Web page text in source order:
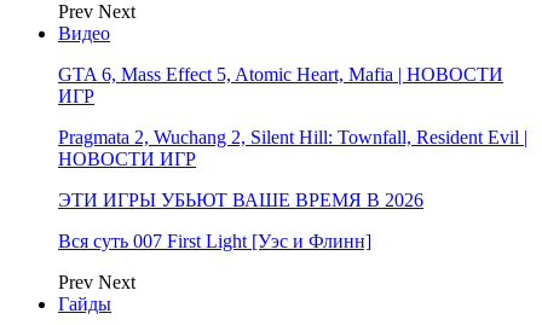
Prev Next
Видео
GTA 6, Mass Effect 5, Atomic Heart, Mafia | НОВОСТИ
ИГР
Pragmata 2, Wuchang 2, Silent Hill: Townfall, Resident Evil |
НОВОСТИ ИГР
ЭТИ ИГРЫ УБЬЮТ ВАШЕ ВРЕМЯ В 2026
Вся суть 007 First Light [Уэс и Флинн]
Prev Next
Гайды